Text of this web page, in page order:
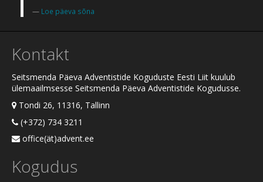
Loe päeva sõna
Kontakt
Seitsmenda Päeva Adventistide Koguduste Eesti Liit kuulub
ülemaailmsesse Seitsmenda Päeva Adventistide Kogudusse.
Tondi 26, 11316, Tallinn
(+372) 734 3211
office(ät)advent.ee
Kogudus